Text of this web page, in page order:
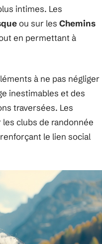
intimes. Les
ou sur les Chemins
en permettant à
à ne pas négliger
inestimables et des
traversées. Les
clubs de randonnée
le lien social